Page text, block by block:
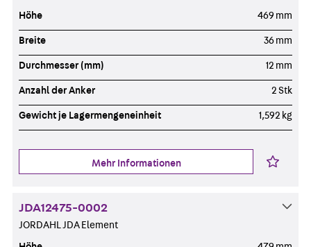
Höhe 469 mm
Breite 36 mm
Durchmesser (mm) 12 mm
Anzahl der Anker 2 Stk
Gewicht je Lagermengeneinheit 1,592 kg
Mehr Informationen
JDA12475-0002
JORDAHL JDA Element